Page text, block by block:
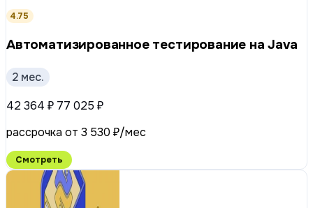
4.75
Автоматизиро­ван­ное тестирование на Java
2 мес.
42 364 ₽ 77 025 ₽
рассрочка от 3 530 ₽/мес
Смотреть